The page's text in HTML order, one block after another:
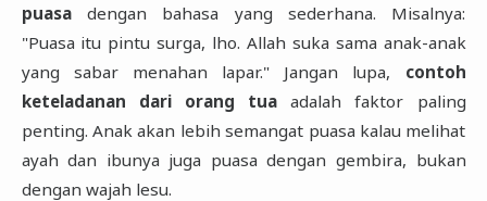
puasadengan bahasa yang sederhana. Misalnya:
"Puasa itu pintu surga, lho. Allah suka sama anak-anak
yang sabar menahan lapar." Jangan lupa, contoh
keteladanan dari orang tua adalah faktor paling
penting. Anak akan lebih semangat puasa kalau melihat
ayah dan ibunya juga puasa dengan gembira, bukan
dengan wajah lesu.